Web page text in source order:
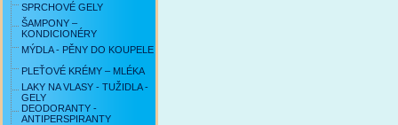
SPRCHOVÉ GELY
ŠAMPONY –
KONDICIONÉRY
MÝDLA - PĚNY DO KOUPELE
PLEŤOVÉ KRÉMY – MLÉKA
LAKY NA VLASY - TUŽIDLA -
GELY
DEODORANTY -
ANTIPERSPIRANTY